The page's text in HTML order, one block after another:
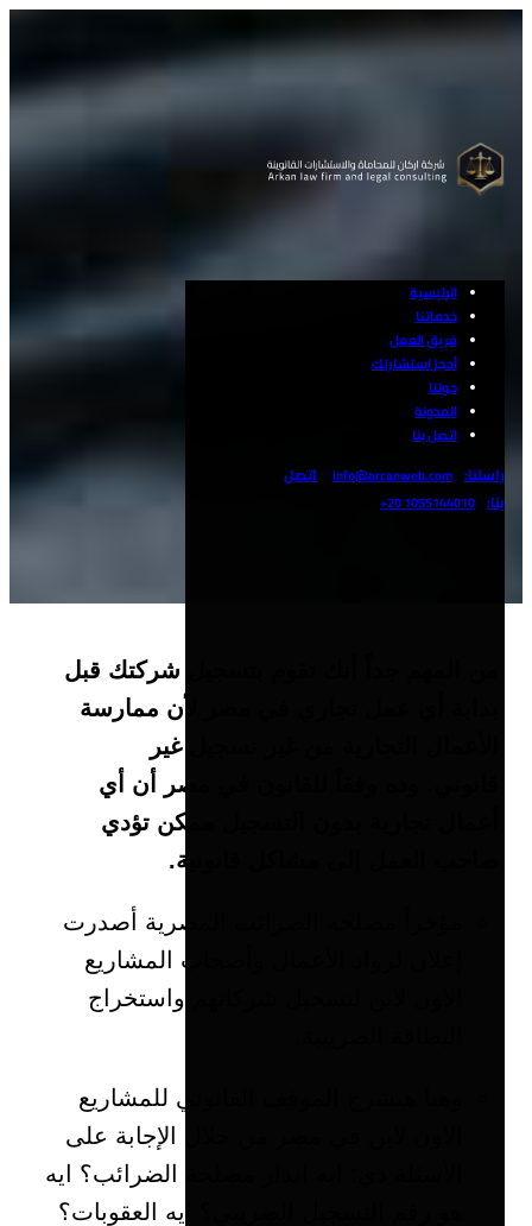
الرئيسية
خدماتنا
فريق العمل
أحجز استشارتك
حولنا
المدونة
اتصل بنا
راسلنا: info@arcanweb.com
اتصل
بنا: 1055144010 20+
من المهم جداً أنك تقوم بتسجيل شركتك قبل
بداية أي عمل تجاري في مصر لأن ممارسة
الأعمال التجارية من غير تسجيل غير
وده وفقاً للقانون في مصر أن أي
أعمال تجارية بدون التسجيل ممكن تؤدي
صاحب العمل إلى مشاكل قانونية.
مؤخراً مصلحة الضرائب المصرية أصدرت
إعلان لرواد الأعمال وأصحاب المشاريع
الاون لاين لتسجيل شركاتهم واستخراج
وهنا هنشرح الموقف القانوني للمشاريع
الاون لاين في مصر من خلال الإجابة على
الأسئلة دي: ايه انذار مصلحة الضرائب؟ ايه
هو رقم التسجيل الضريبي؟ ايه العقوبات؟